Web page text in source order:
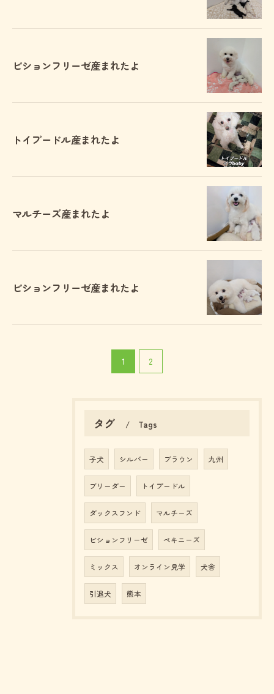
ビションフリーゼ産まれたよ
トイプードル産まれたよ
マルチーズ産まれたよ
ビションフリーゼ産まれたよ
1 2
タグ Tags
子犬 シルバー ブラウン 九州
ブリーダー トイプードル
ダックスフンド マルチーズ
ビションフリーゼ ペキニーズ
ミックス オンライン見学 犬舎
引退犬 熊本